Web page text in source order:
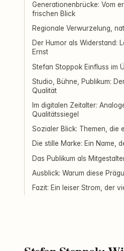
Generationenbrücke: Vom
frischen Blick
Regionale Verwurzelung,
Der Humor als Widerstand:
Ernst
Stefan Stoppok Einfluss im
Studio, Bühne, Publikum:
Qualität
Im digitalen Zeitalter:
Qualitätssiegel
Sozialer Blick: Themen, die
Die stille Marke: Ein Name,
Das Publikum als
Ausblick: Warum diese
Fazit: Ein leiser Strom, der